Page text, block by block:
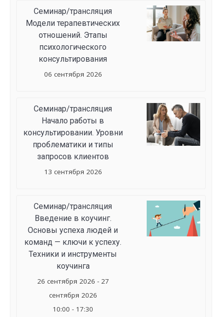
Семинар/трансляция
Модели терапевтических
отношений. Этапы
психологического
консультирования
06 сентября 2026
Семинар/трансляция
Начало работы в
консультировании. Уровни
проблематики и типы
запросов клиентов
13 сентября 2026
Семинар/трансляция
Введение в коучинг.
Основы успеха людей и
команд — ключи к успеху.
Техники и инструменты
коучинга
26 сентября 2026 - 27
сентября 2026
10:00 - 17:30